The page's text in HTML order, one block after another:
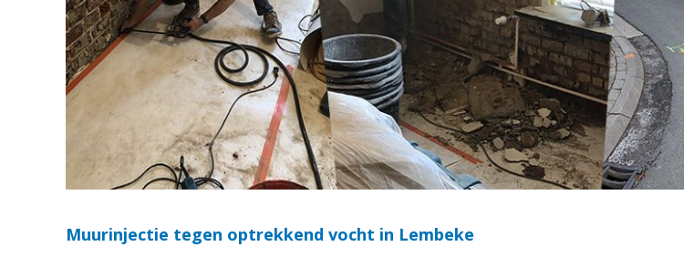
Muurinjectie tegen optrekkend vocht in Lembeke